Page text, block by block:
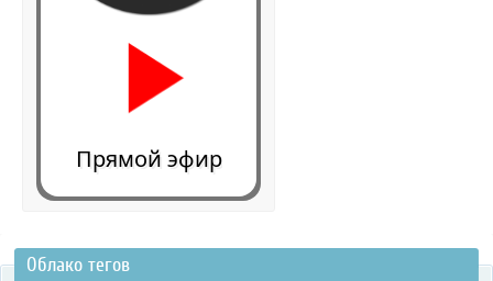
Прямой эфир
Облако тегов